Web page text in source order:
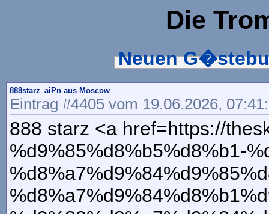
Die
Neuen
888starz_aiPn aus Moscow
Eintrag #4405 vom 19.06.2026,
888 starz <a href=https://
%d9%85%d8%b5%d8%b1-